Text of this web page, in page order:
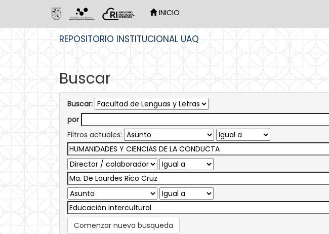
INICIO
REPOSITORIO INSTITUCIONAL UAQ
Buscar
Buscar:
por
Filtros actuales:
Comenzar nueva busqueda